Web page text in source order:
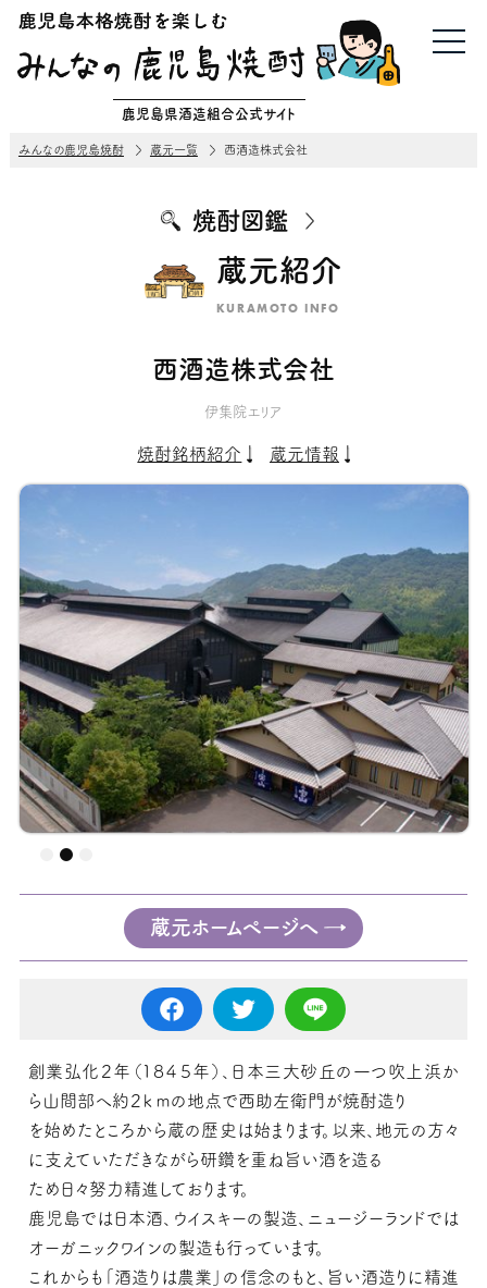
鹿児島県酒造組合公式サイト
みんなの鹿児島焼酎 蔵元一覧 西酒造株式会社
焼酎図鑑
蔵元紹介
KURAMOTO INFO
西酒造株式会社
伊集院エリア
焼酎銘柄紹介 蔵元情報
蔵元ホームページへ
創業弘化２年（１８４５年）、日本三大砂丘の一つ吹上浜か
ら山間部へ約２ｋｍの地点で西助左衛門が焼酎造り
を始めたところから蔵の歴史は始まります。以来、地元の方々
に支えていただきながら研鑽を重ね旨い酒を造る
ため日々努力精進しております。
鹿児島では日本酒、ウイスキーの製造、ニュージーランドでは
オーガニックワインの製造も行っています。
これからも「酒造りは農業」の信念のもと、旨い酒造りに精進